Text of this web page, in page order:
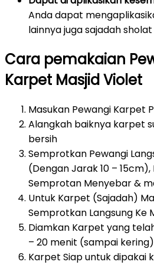
Anda dapat
lainnya juga sajadah sholat
Cara pemakaian
Karpet Masjid Violet
Masukan Pewangi Karpet
Alangkah baiknya karpet
bersih
Semprotkan Pewangi
(Dengan Jarak 10 –
Semprotan Menyebar &
Untuk Karpet (Sajadah)
Semprotkan Langsung Ke
Diamkan Karpet yang
– 20 menit (sampai kering)
Karpet Siap untuk dipakai